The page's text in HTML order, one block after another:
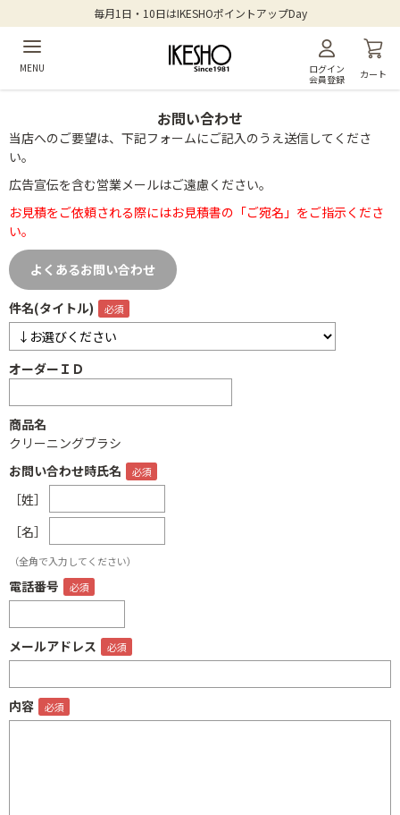
毎月1日・10日はIKESHOポイントアップDay
MENU
ログイン
会員登録
カート
お問い合わせ
当店へのご要望は、下記フォームにご記入のうえ送信してくださ
い。
広告宣伝を含む営業メールはご遠慮ください。
お見積をご依頼される際にはお見積書の「ご宛名」をご指示くださ
い。
よくあるお問い合わせ
件名(タイトル)
オーダーＩＤ
商品名
クリーニングブラシ
お問い合わせ時氏名
［姓］
［名］
（全角で入力してください）
電話番号
メールアドレス
内容